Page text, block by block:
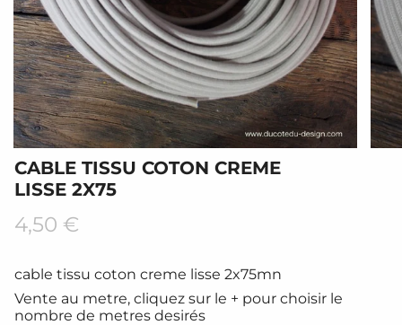
CABLE TISSU COTON CREME
LISSE 2X75
Prix
4,50 €
cable tissu coton creme lisse 2x75mn
Vente au metre, cliquez sur le + pour choisir le
nombre de metres desirés